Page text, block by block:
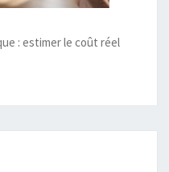
: estimer le coût réel